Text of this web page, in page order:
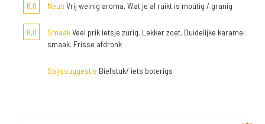
6,0 Neus Vrij weinig aroma. Wat je al ruikt is moutig / granig
8,0 SmaakVeel prik ietsje zurig. Lekker zoet. Duidelijke karamel
smaak. Frisse afdronk
Spijssuggestie Biefstuk/ iets boterigs